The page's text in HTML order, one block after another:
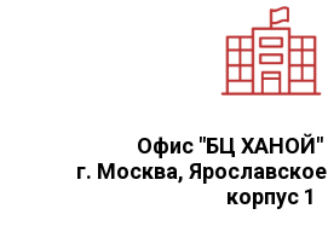
Офис "БЦ ХАНОЙ"
г. Москва,
корпус 1